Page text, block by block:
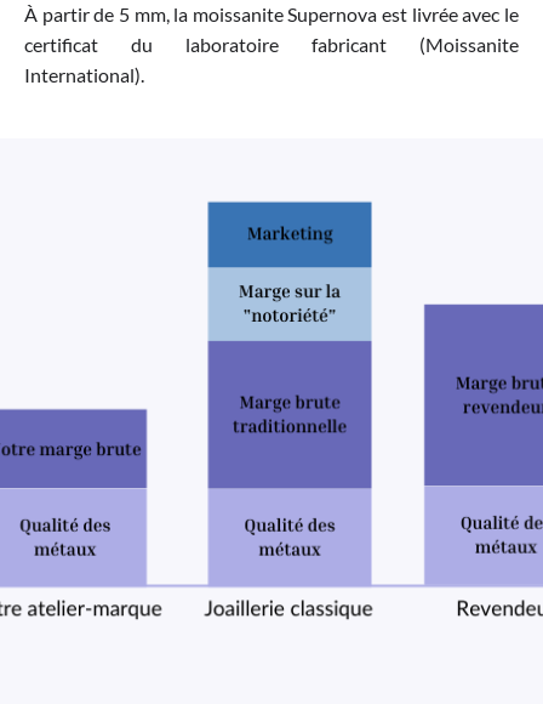
À partir de 5 mm, la moissanite Supernova est livrée avec le
certificat du laboratoire fabricant (Moissanite
International).